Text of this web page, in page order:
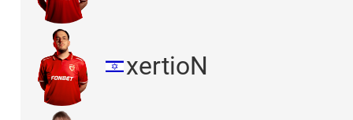
xertioN